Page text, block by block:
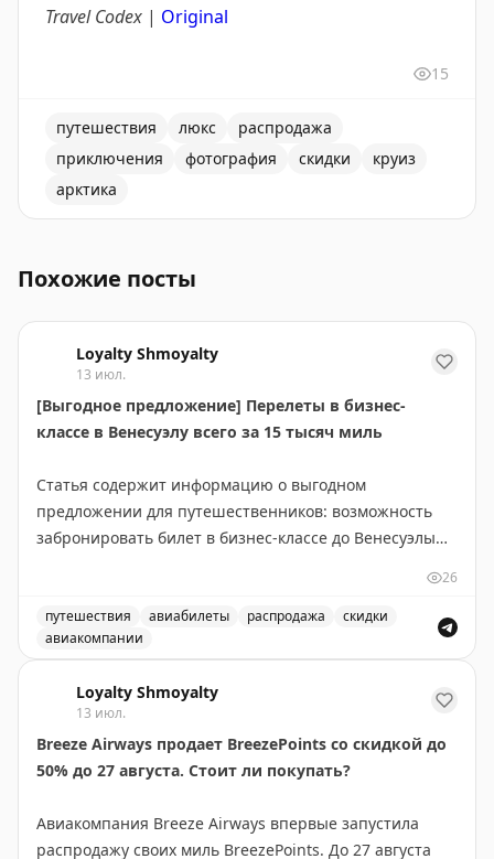
Travel Codex | Original
15
путешествия люкс
распродажа
приключения
фотография скидки
круиз
арктика
Похожие посты
Loyalty Shmoyalty
13 июл.
[Выгодное предложение] Перелеты в бизнес-
классе в Венесуэлу всего за 15 тысяч миль
Статья содержит информацию о выгодном
предложении для путешественников: возможность
забронировать билет в бизнес-классе до Венесуэлы
своей программе лояльности авиакомпании. Такие
предложения встречаются редко и позволяют
Рекомендуется следить за подобными alert'ами, чтобы
не пропустить выгодные варианты бронирования.
Juan Ruiz| Original
26
путешествия авиабилеты распродажа
скидки
авиакомпании
Loyalty Shmoyalty
13 июл.
Breeze Airways продает BreezePoints со скидкой до
50% до 27 августа. Стоит ли покупать?
Авиакомпания Breeze Airways впервые запустила
распродажу своих миль BreezePoints. До 27 августа